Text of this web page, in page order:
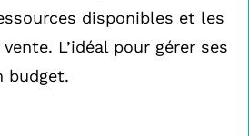
disponibles et les
L’idéal pour gérer ses
budget.